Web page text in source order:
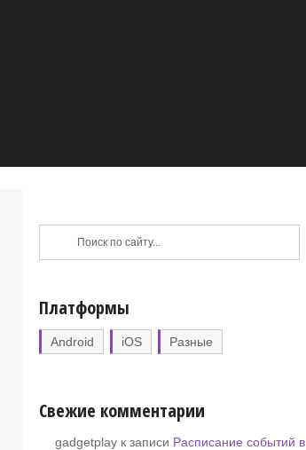
Платформы
Android iOS Разные
Свежие комментарии
gadgetplay к записи Расписание событий в